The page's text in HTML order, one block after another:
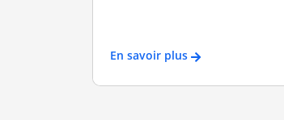
En savoir plus